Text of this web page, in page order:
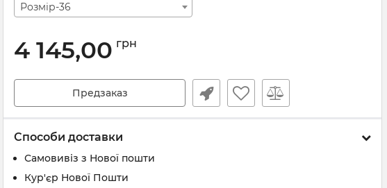
Розмір-36
4 145,00 грн
Предзаказ
Способи доставки
Самовивіз з Нової пошти
Кур'єр Нової Пошти